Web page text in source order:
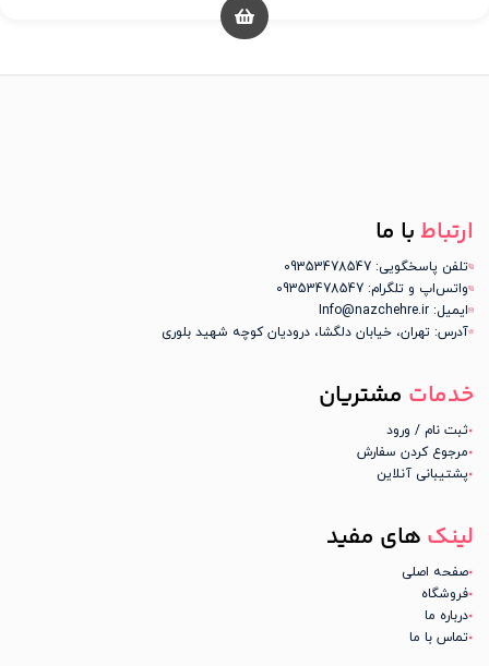
ارتباط با ما
تلفن پاسخگویی: 09353478547
واتس‌اپ و تلگرام: 09353478547
ایمیل: Info@nazchehre.ir
آدرس: تهران، خیابان دلگشا، درودیان کوچه شهید بلوری
خدمات مشتریان
ثبت نام / ورود
مرجوع کردن سفارش
پشتیبانی آنلاین
لینک های مفید
صفحه اصلی
فروشگاه
درباره ما
تماس با ما